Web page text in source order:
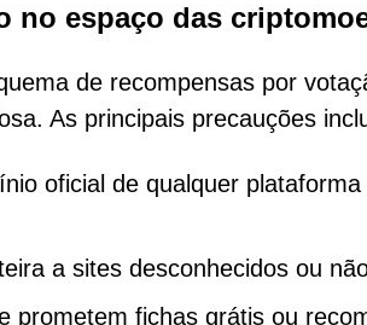
no espaço das
de recompensas por
As principais precauções
oficial de qualquer
a sites desconhecidos ou
prometem fichas grátis ou